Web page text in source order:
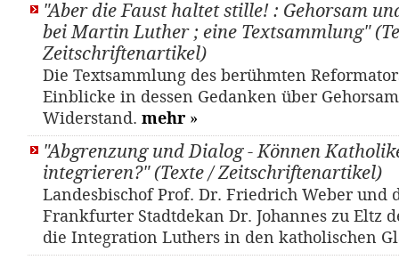
"Aber die Faust haltet stille! : Gehorsam
bei Martin Luther ; eine Textsammlung"
Zeitschriftenartikel)
Die Textsammlung des berühmten
Einblicke in dessen Gedanken über
Widerstand. mehr »
"Abgrenzung und Dialog - Können
integrieren?" (Texte / Zeitschriftenartikel)
Landesbischof Prof. Dr. Friedrich Weber und
Frankfurter Stadtdekan Dr. Johannes zu Eltz
die Integration Luthers in den katholischen